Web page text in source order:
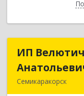
ИП
Семикаракорск